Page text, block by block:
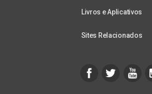
Livros e Aplicativos
Sites Relacionados